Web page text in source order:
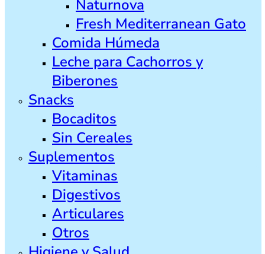
Naturnova
Fresh Mediterranean Gato
Comida Húmeda
Leche para Cachorros y
Biberones
Snacks
Bocaditos
Sin Cereales
Suplementos
Vitaminas
Digestivos
Articulares
Otros